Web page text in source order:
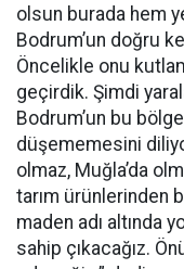
olsun burada hem
Bodrum’un doğru
Öncelikle onu
geçirdik. Şimdi
Bodrum’un bu
düşememesini
olmaz, Muğla’da
tarım ürünlerinden
maden adı altında
sahip çıkacağız.